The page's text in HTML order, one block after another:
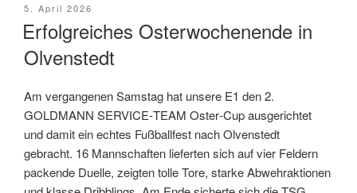
Veröffentlicht
am
5. April 2026
Erfolgreiches Osterwochenende in
Olvenstedt
Am vergangenen Samstag hat unsere E1 den 2.
GOLDMANN SERVICE‑TEAM Oster‑Cup ausgerichtet
und damit ein echtes Fußballfest nach Olvenstedt
gebracht. 16 Mannschaften lieferten sich auf vier Feldern
packende Duelle, zeigten tolle Tore, starke Abwehraktionen